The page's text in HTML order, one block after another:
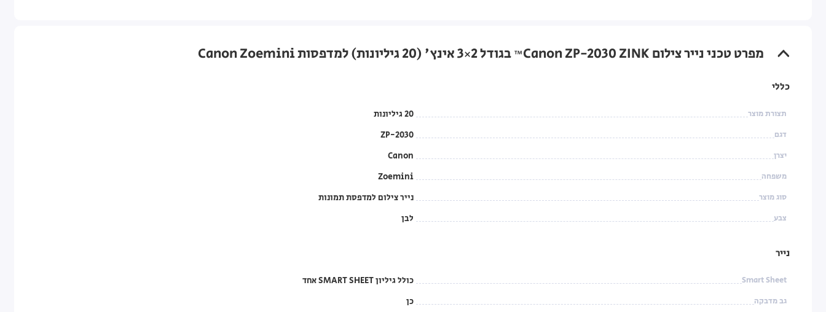
מפרט טכני נייר צילום Canon ZP-2030 ZINK™ בגודל 2×3 אינץ' (20 גיליונות) למדפסות Canon Zoemini
כללי
תצורת מוצר 20 גיליונות
דגם ZP-2030
יצרן Canon
משפחה Zoemini
סוג מוצר נייר צילום למדפסת תמונות
צבע לבן
נייר
Smart Sheet כולל גיליון SMART SHEET אחד
גב מדבקה כן